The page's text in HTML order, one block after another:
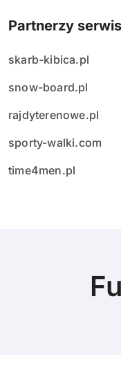
Partnerzy
skarb-kibica.pl
snow-board.pl
rajdyterenowe.pl
sporty-walki.com
time4men.pl